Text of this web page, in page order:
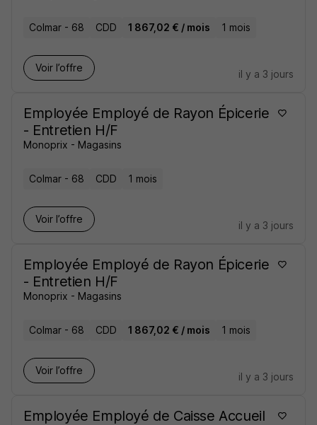
Colmar - 68 CDD 1 867,02 € / mois 1 mois
Voir l’offre
il y a 3 jours
Employée Employé de Rayon Épicerie
- Entretien H/F
Monoprix - Magasins
Colmar - 68 CDD 1 mois
Voir l’offre
il y a 3 jours
Employée Employé de Rayon Épicerie
- Entretien H/F
Monoprix - Magasins
Colmar - 68 CDD 1 867,02 € / mois 1 mois
Voir l’offre
il y a 3 jours
Employée Employé de Caisse Accueil